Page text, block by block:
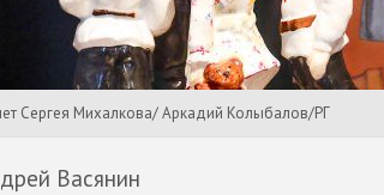
Сергея Михалкова/ Аркадий Колыбалов/РГ
Васянин